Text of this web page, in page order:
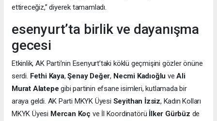
ettireceğiz,” diyerek tamamladı.
esenyurt’ta birlik ve dayanışma
gecesi
Etkinlik, AK Parti’nin Esenyurt’taki köklü geçmişini gözler önüne
serdi. Fethi Kaya,Şenay Değer, Necmi Kadıoğlu veAli
Murat Alatepe gibi partinin efsane isimleri, kutlamada bir
araya geldi. AK Parti MKYK Üyesi Seyithan İzsiz, Kadın Kolları
MKYK Üyesi Mercan Koç ve İl Koordinatörü İlker Gürbüz de